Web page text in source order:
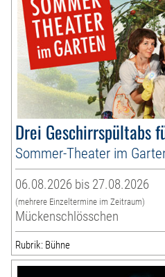
Drei Geschirrspültabs
Sommer-Theater im
06.08.2026 bis 27.08.2026
(mehrere Einzeltermine im Zeitraum)
Mückenschlösschen
Rubrik: Bühne